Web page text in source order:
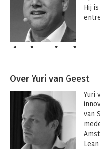
Hij
Andere
Over Yuri van Geest
Yuri
van